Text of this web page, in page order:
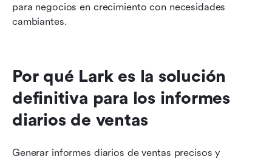
para negocios en crecimiento con necesidades
cambiantes.
Por qué Lark es la solución
definitiva para los informes
diarios de ventas
Generar informes diarios de ventas precisos y